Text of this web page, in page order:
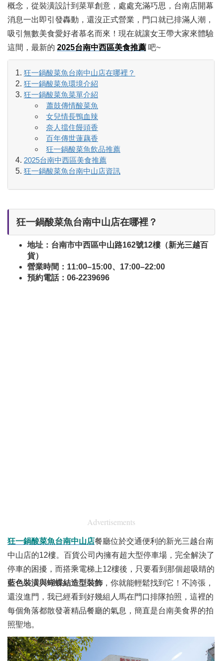
概念，從裝潢設計到菜單創意，處處充滿巧思，台南店開幕
消息一出即引發轟動，還沒正式營業，門口就已排滿人潮，
吸引無數美食愛好者慕名而來！現在就讓女王帶大家來體驗
這間，最新的 2025台南中西區美食推薦 吧~
狂一鍋酸菜魚台南中山店在哪裡？
狂一鍋酸菜魚環境介紹
狂一鍋酸菜魚菜單介紹
蕭鼓傳情酸菜魚
女兒情長鴨血辣
奈人擋住饅頭香
百年傳世蓮藕香
狂一鍋酸菜魚飲品推薦
2025台南中西區美食推薦
狂一鍋酸菜魚台南中山店資訊
狂一鍋酸菜魚台南中山店在哪裡？
地址：台南市中西區中山路162號12樓（新光三越百
貨）
營業時間：11:00–15:00、17:00–22:00
預約電話：06-2239696
Advertisements
狂一鍋酸菜魚台南中山店餐廳位於交通便利的新光三越台南
中山店的12樓。百貨公司內擁有超大型停車場，完全解決了
停車的困擾，而搭乘電梯上12樓後，只要看到那個超吸睛的
藍色裝潢與蝴蝶結造型裝飾 ，你就能輕鬆找到它！不誇張，
還沒進門，我已經看到好幾組人馬在門口排隊拍照，這裡的
每個角落都散發著精品餐廳的氣息，簡直是台南美食界的拍
照聖地。